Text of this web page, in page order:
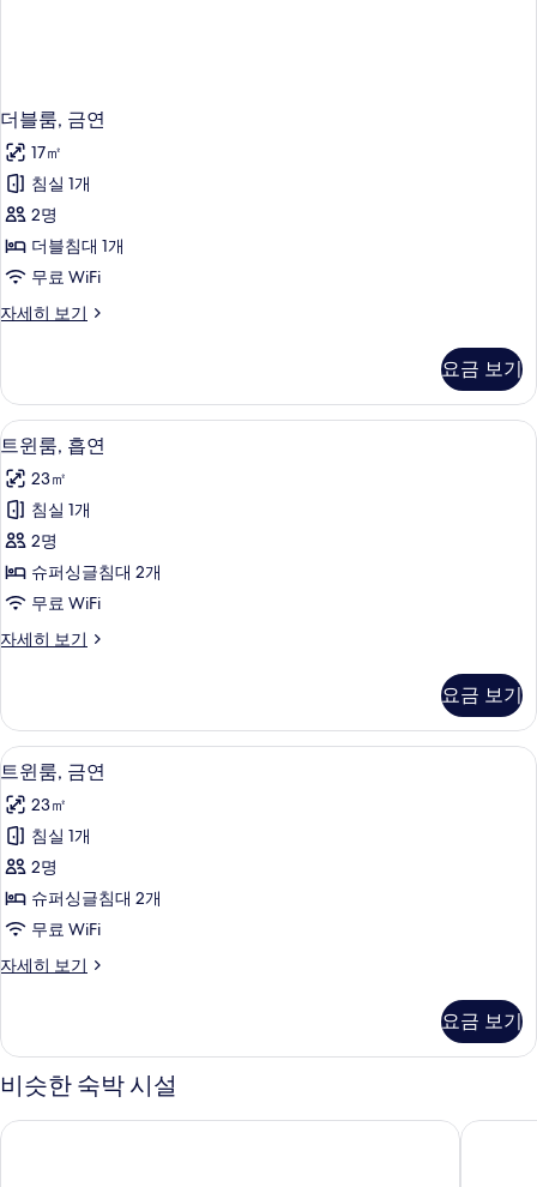
더블룸, 금연
17㎡
침실 1개
2명
더블침대 1개
무료 WiFi
자세히 보기
더
연
자
세
보
기
요금 보기
트
윈
룸,
흡
연
사
모
보
기
1
트윈룸, 흡연
23㎡
침실 1개
2명
슈퍼싱글침대 2개
무료 WiFi
자세히 보기
트
연
자
세
보
기
요금 보기
트
윈
룸,
금
연
사
모
보
기
1
트윈룸, 금연
23㎡
침실 1개
2명
슈퍼싱글침대 2개
무료 WiFi
자세히 보기
트
연
자
세
보
요금 보기
비슷한 숙박 시설
토요코인 츠루가 에키마에 호텔 뉴